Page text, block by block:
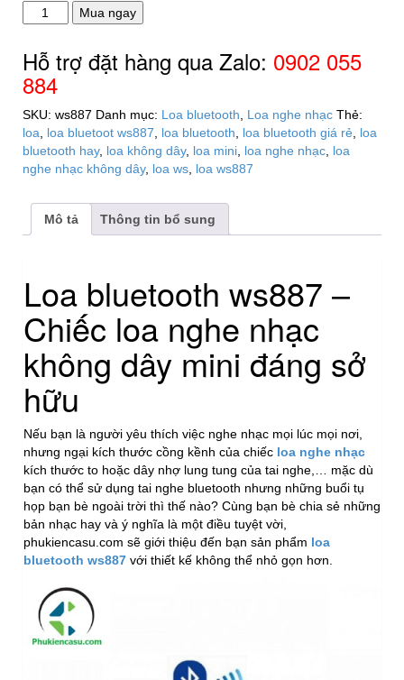
Loa
bluetooth
mini
giá
số
lượng
Mua ngay
Hỗ trợ đặt hàng qua Zalo: 0902 055
884
SKU: ws887 Danh mục: Loa bluetooth Loa nghe nhạc Thẻ:
loa
loa bluetoot ws887 loa bluetooth loa bluetooth giá rẻ
loa
bluetooth hay, loa không dây, loa mini loa nghe nhạc loa
nghe nhạc không dây, loa ws loa ws887
Mô tả Thông tin bổ sung
Loa bluetooth ws887 –
Chiếc loa nghe nhạc
không dây mini đáng sở
hữu
Nếu bạn là người yêu thích việc nghe nhạc mọi lúc mọi nơi,
nhưng ngại kích thước cồng kềnh của chiếc loa nghe nhạc
kích thước to hoặc dây nhợ lung tung của tai nghe,… mặc dù
bạn có thể sử dụng tai nghe bluetooth nhưng những buổi tụ
họp bạn bè ngoài trời thì thế nào? Cùng bạn bè chia sẻ những
bản nhạc hay và ý nghĩa là một điều tuyệt vời,
phukiencasu.com sẽ giới thiệu đến bạn sản phẩm loa
bluetooth ws887 với thiết kế không thể nhỏ gọn hơn.